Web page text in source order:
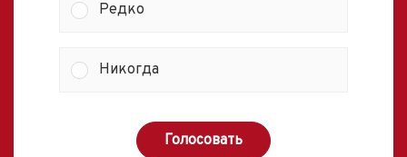
Редко
Никогда
Голосовать